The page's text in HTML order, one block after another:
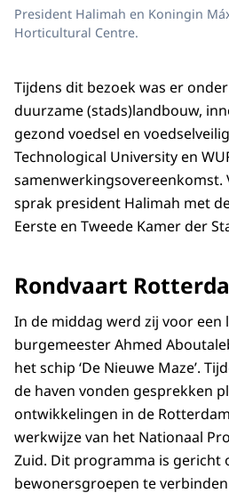
President Halimah en Koningin
Horticultural Centre.
Tijdens dit bezoek was er
duurzame (stads)landbouw,
gezond voedsel en
Technological University en
samenwerkingsovereenkomst.
sprak president Halimah met
Eerste en Tweede Kamer der
Rondvaart
In de middag werd zij voor
burgemeester Ahmed
het schip ‘De Nieuwe Maze’.
de haven vonden gesprekken
ontwikkelingen in de
werkwijze van het Nationaal
Zuid. Dit programma is gericht
bewonersgroepen te